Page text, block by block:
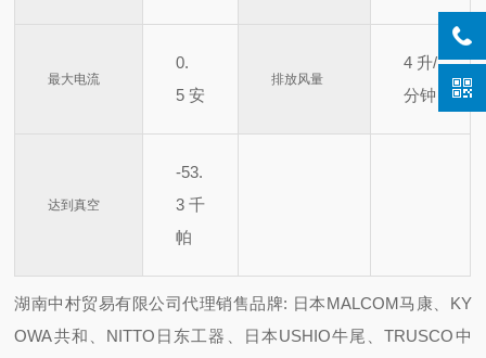
最大电流
0.
5 安
排放风量
4 升/
分钟
达到真空
-53.
3 千
帕
湖南中村贸易有限公司代理销售品牌: 日本MALCOM马康、KY
OWA共和、NITTO日东工器、日本USHIO牛尾、TRUSCO中